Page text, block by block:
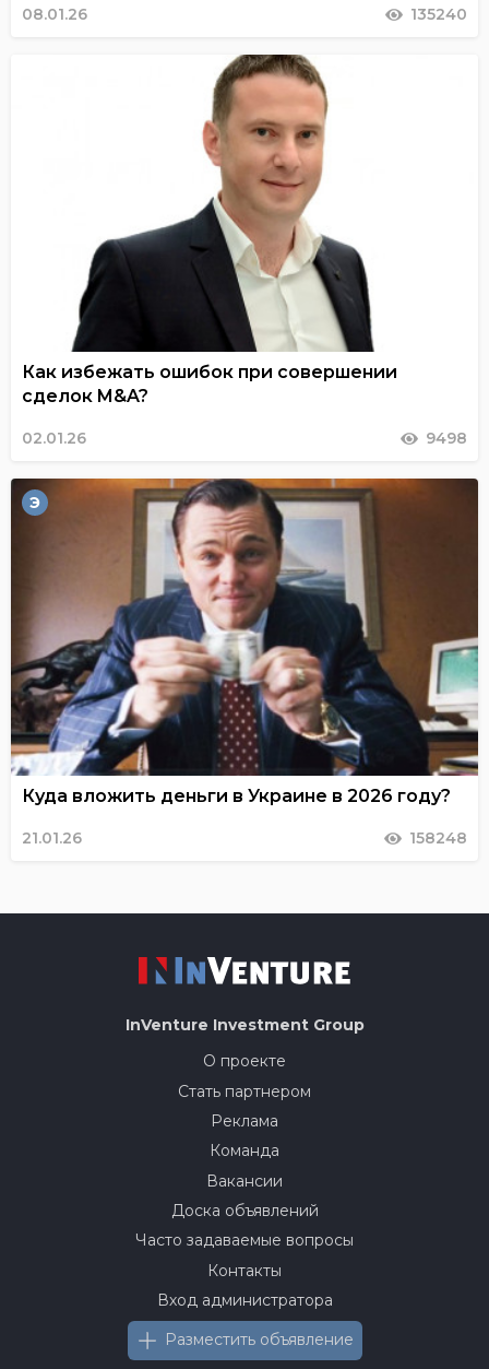
08.01.26 135240
Как избежать ошибок при совершении
сделок M&A?
02.01.26 9498
Э
Куда вложить деньги в Украине в 2026 году?
21.01.26 158248
InVenture Investment Group
О проекте
Стать партнером
Реклама
Команда
Вакансии
Доска объявлений
Часто задаваемые вопросы
Контакты
Вход администратора
Разместить объявление